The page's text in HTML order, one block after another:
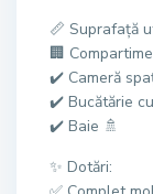
📏 Suprafață
🏢
✔️ Cameră
✔️ Bucătărie
✔️ Baie 🚿
✨ Dotări: